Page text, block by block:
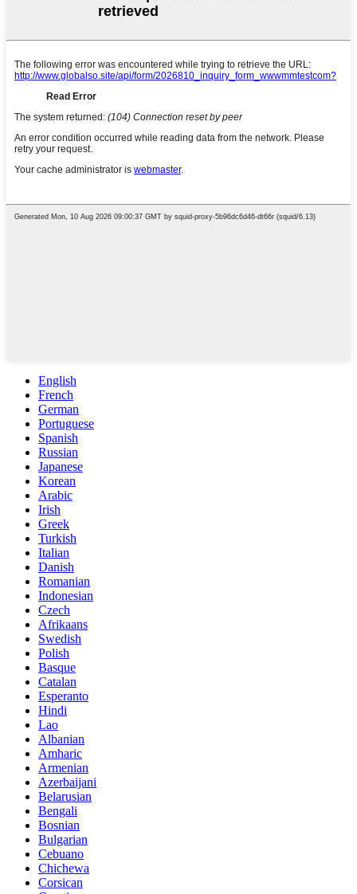
English
French
German
Portuguese
Spanish
Russian
Japanese
Korean
Arabic
Irish
Greek
Turkish
Italian
Danish
Romanian
Indonesian
Czech
Afrikaans
Swedish
Polish
Basque
Catalan
Esperanto
Hindi
Lao
Albanian
Amharic
Armenian
Azerbaijani
Belarusian
Bengali
Bosnian
Bulgarian
Cebuano
Chichewa
Corsican